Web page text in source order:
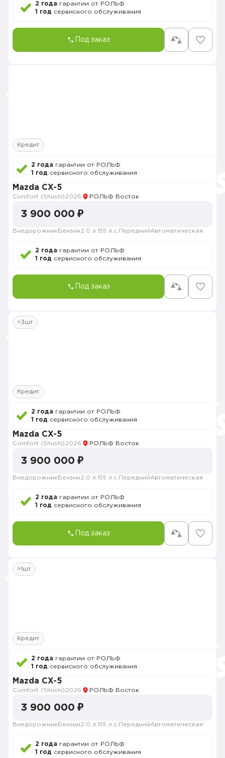
2 года гарантии от РОЛЬФ
1 год сервисного обслуживания
Под заказ
Кредит
2 года гарантии от РОЛЬФ
1 год сервисного обслуживания
Mazda CX-5
Comfort (Shushi)2026 РОЛЬФ Восток
3 900 000 ₽
Внедорожник Бензин2.0 л. 155 л.с. ПереднийАвтоматическая
2 года гарантии от РОЛЬФ
1 год сервисного обслуживания
Под заказ
>3шт
Кредит
2 года гарантии от РОЛЬФ
1 год сервисного обслуживания
Mazda CX-5
Comfort (Shushi)2026 РОЛЬФ Восток
3 900 000 ₽
Внедорожник Бензин2.0 л. 155 л.с. ПереднийАвтоматическая
2 года гарантии от РОЛЬФ
1 год сервисного обслуживания
Под заказ
>1шт
Кредит
2 года гарантии от РОЛЬФ
1 год сервисного обслуживания
Mazda CX-5
Comfort (Shushi)2026 РОЛЬФ Восток
3 900 000 ₽
Внедорожник Бензин2.0 л. 155 л.с. ПереднийАвтоматическая
2 года гарантии от РОЛЬФ
1 год сервисного обслуживания